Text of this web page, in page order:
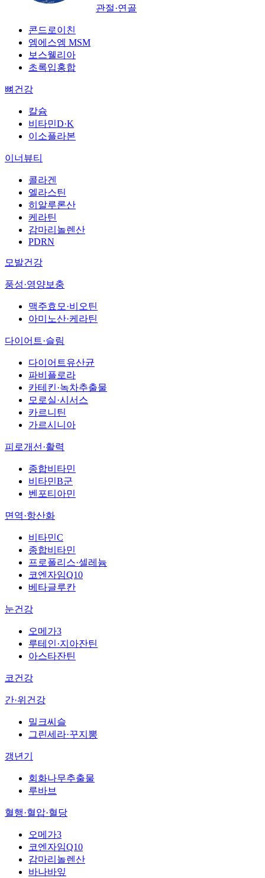
관절·연골
콘드로이친
엠에스엠 MSM
보스웰리아
초록입홍합
뼈건강
칼슘
비타민D·K
이소플라본
이너뷰티
콜라겐
엘라스틴
히알루론산
케라틴
감마리놀렌산
PDRN
모발건강
풍성·영양보충
맥주효모·비오틴
아미노산·케라틴
다이어트·슬림
다이어트유산균
파비플로라
카테킨·녹차추출물
모로실·시서스
카르니틴
가르시니아
피로개선·활력
종합비타민
비타민B군
벤포티아민
면역·항산화
비타민C
종합비타민
프로폴리스·셀레늄
코엔자임Q10
베타글루칸
눈건강
오메가3
루테인·지아잔틴
아스타잔틴
코건강
간·위건강
밀크씨슬
그린세라·꾸지뽕
갱년기
회화나무추출물
루바브
혈행·혈압·혈당
오메가3
코엔자임Q10
감마리놀렌산
바나바잎